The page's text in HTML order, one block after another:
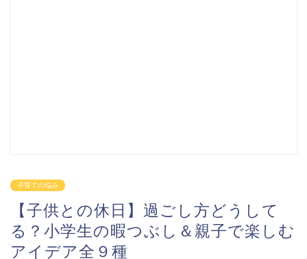
子育ての悩み
【子供との休日】過ごし方どうして
る？小学生の暇つぶし＆親子で楽しむ
アイデア全９種